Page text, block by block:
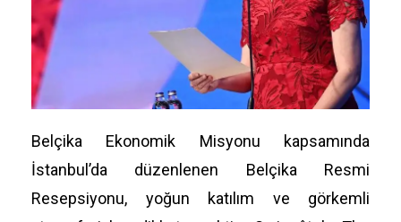
Belçika Ekonomik Misyonu kapsamında
İstanbul’da düzenlenen Belçika Resmi
Resepsiyonu, yoğun katılım ve görkemli